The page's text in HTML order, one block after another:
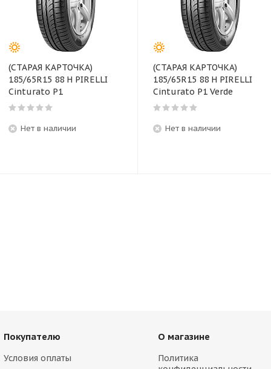
(СТАРАЯ КАРТОЧКА)
185/65R15 88 H PIRELLI
Cinturato P1
Нет в наличии
(СТАРАЯ КАРТОЧКА)
185/65R15 88 H PIRELLI
Cinturato P1 Verde
Нет в наличии
Покупателю
Условия оплаты
О магазине
Политика